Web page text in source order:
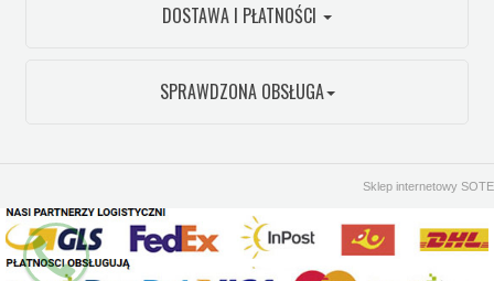
DOSTAWA I PŁATNOŚCI
SPRAWDZONA OBSŁUGA
Sklep internetowy SOTE